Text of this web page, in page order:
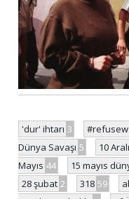
'dur' ihtarı 3
Dünya Savaşı 5 10
Mayıs 44 15 mayıs
28 şubat 2 318 59